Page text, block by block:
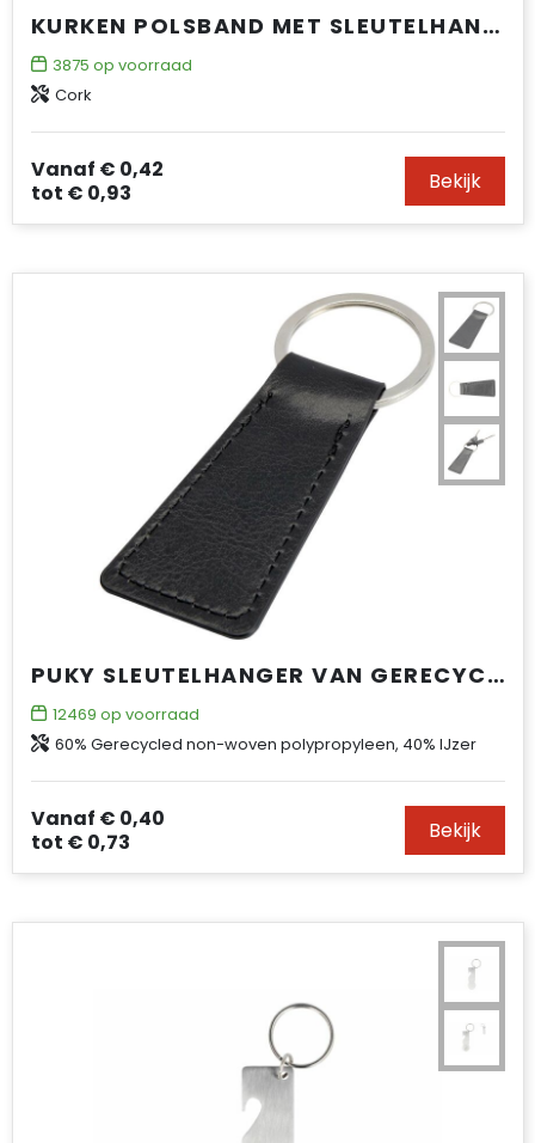
KURKEN POLSBAND MET SLEUTELHANGER
3875 op voorraad
Cork
Vanaf € 0,42
tot € 0,93 Bekijk
PUKY SLEUTELHANGER VAN GERECYCLED PLASTIC
12469 op voorraad
60% Gerecycled non-woven polypropyleen, 40% IJzer
Vanaf € 0,40
tot € 0,73 Bekijk